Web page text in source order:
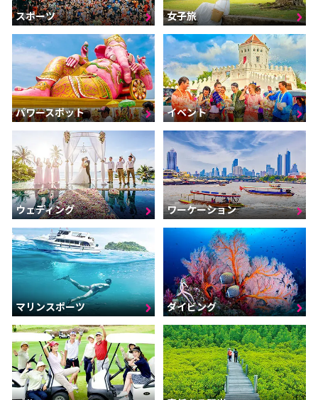
スポーツ 女子旅
パワースポット イベント
ウェディング ワーケーション
マリンスポーツ ダイビング